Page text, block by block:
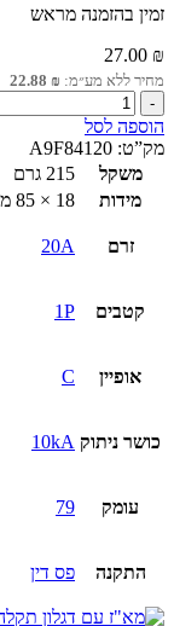
זמין בהזמנה מראש
27.00 ₪
מחיר ללא מע״מ: 22.88 ₪
כמות
של
מא"ז
עם
דגלון
תקלה
iC60H
הוספה לסל
מק”ט: A9F84120
משקל
215 גרם
מידות
18 × 85 מילימטרים
זרם 20A
קטבים 1P
אופיין C
כושר ניתוק 10kA
עומק 79
התקנה פס דין